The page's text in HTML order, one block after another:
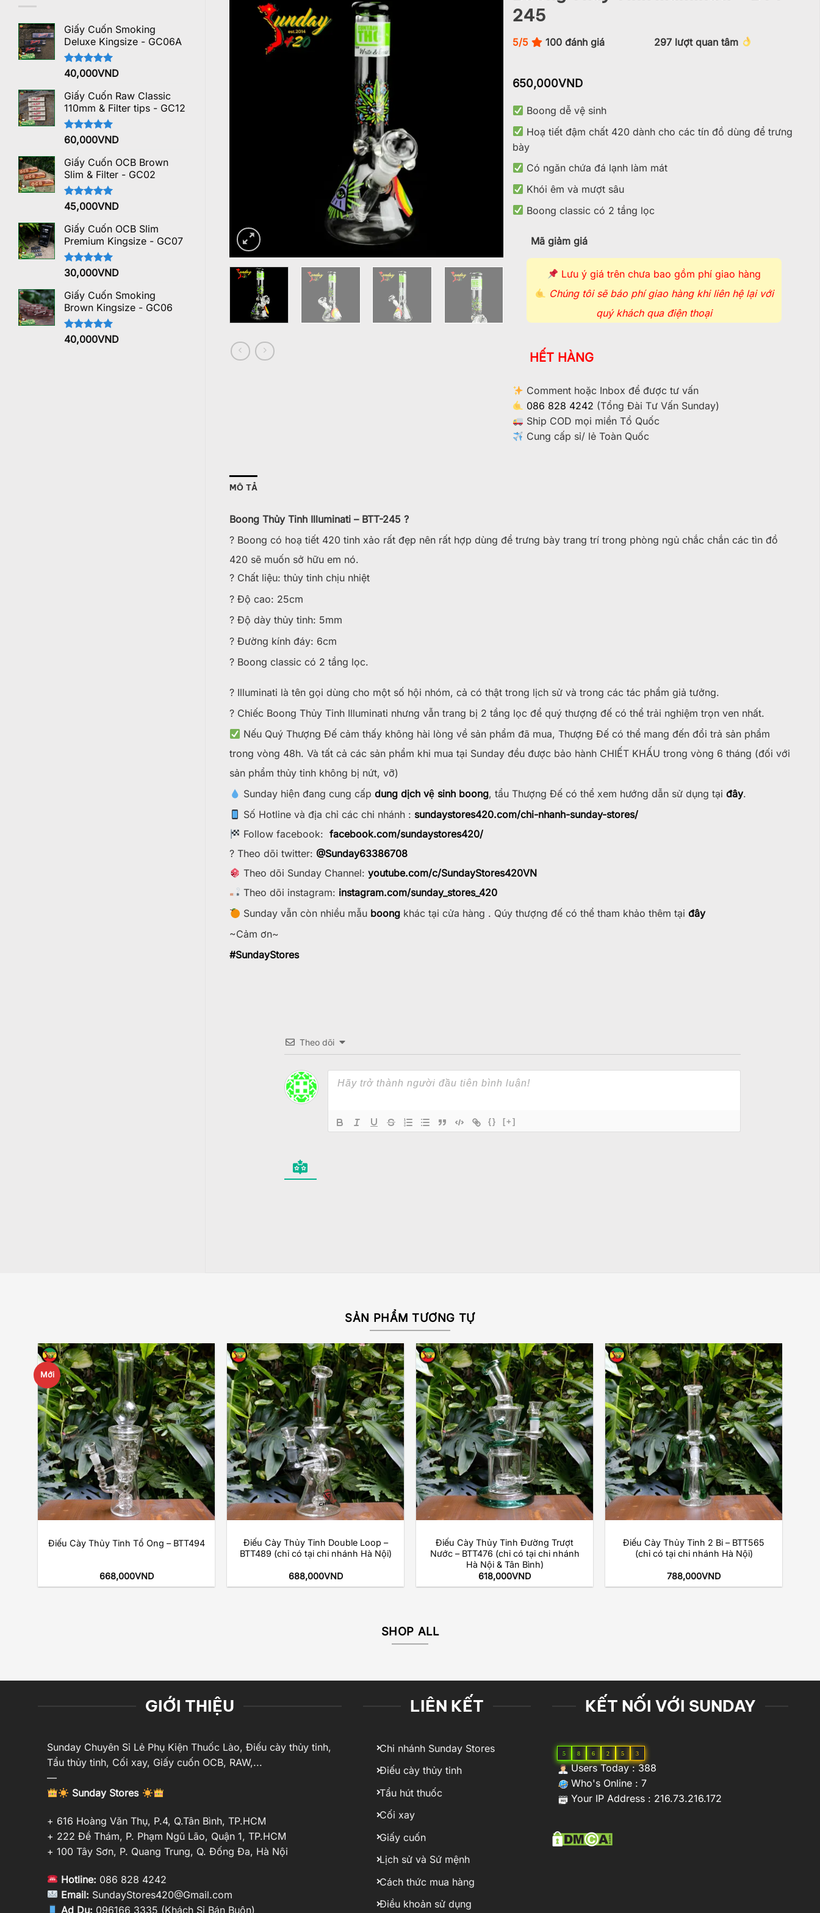
Giấy Cuốn Smoking
Deluxe Kingsize - GC06A
Được xếp
hạng
5 sao
40,000VND
Giấy Cuốn Raw Classic
110mm & Filter tips - GC12
Được xếp
hạng
5 sao
60,000VND
Giấy Cuốn OCB Brown
Slim & Filter - GC02
Được xếp
hạng
5 sao
45,000VND
Giấy Cuốn OCB Slim
Premium Kingsize - GC07
Được xếp
hạng
5 sao
30,000VND
Giấy Cuốn Smoking
Brown Kingsize - GC06
Được xếp
hạng
40,000VND
245
5/5 100 đánh giá 297 lượt quan tâm
650,000VND
Boong dễ vệ sinh
Hoạ tiết đậm chất 420 dành cho các tín đồ dùng để trưng
bày
Có ngăn chứa đá lạnh làm mát
Khói êm và mượt sâu
Boong classic có 2 tầng lọc
Mã giảm giá
Lưu ý giá trên chưa bao gồm phí giao hàng
Chúng tôi sẽ báo phí giao hàng khi liên hệ lại với
quý khách qua điện thoại
HẾT HÀNG
Comment hoặc Inbox để được tư vấn
086 828 4242 (Tổng Đài Tư Vấn Sunday)
Ship COD mọi miền Tổ Quốc
Cung cấp sỉ/ lẻ Toàn Quốc
MÔ TẢ
Boong Thủy Tinh Illuminati – BTT-245 ?
? Boong có hoạ tiết 420 tinh xảo rất đẹp nên rất hợp dùng để trưng bày trang trí trong phòng ngủ chắc chắn các tìn đồ
420 sẽ muốn sở hữu em nó.
? Chất liệu: thủy tinh chịu nhiệt
? Độ cao: 25cm
? Độ dày thủy tinh: 5mm
? Đường kính đáy: 6cm
? Boong classic có 2 tầng lọc.
? Illuminati là tên gọi dùng cho một số hội nhóm, cả có thật trong lịch sử và trong các tác phẩm giả tưởng.
? Chiếc Boong Thủy Tinh Illuminati nhưng vẫn trang bị 2 tầng lọc để quý thượng đế có thể trải nghiệm trọn ven nhất.
Nếu Quý Thượng Đế cảm thấy không hài lòng về sản phẩm đã mua, Thượng Đế có thể mang đến đổi trả sản phẩm
trong vòng 48h. Và tất cả các sản phẩm khi mua tại Sunday đều được bảo hành CHIẾT KHẤU trong vòng 6 tháng (đối với
sản phẩm thủy tinh không bị nứt, vỡ)
Sunday hiện đang cung cấpdung dịch vệ sinh boong, tẩu Thượng Đế có thể xem hướng dẫn sử dụng tạiđây.
Số Hotline và địa chỉ các chi nhánh : sundaystores420.com/chi-nhanh-sunday-stores/
Follow facebook:facebook.com/sundaystores420/
? Theo dõi twitter: @Sunday63386708
Theo dõi Sunday Channel:youtube.com/c/SundayStores420VN
Theo dõi instagram: instagram.com/sunday_stores_420
Sunday vẫn còn nhiều mẫu boong khác tại cửa hàng . Qúy thượng đế có thể tham khảo thêm tạiđây
~Cảm ơn~
#SundayStores
Theo dõi
{} [+]
SẢN PHẨM TƯƠNG TỰ
Mới
Add to
wishlist
Điếu Cày Thủy Tinh Tổ Ong – BTT494
668,000VND
Add to
wishlist
+
Điếu Cày Thủy Tinh Double Loop –
BTT489 (chỉ có tại chi nhánh Hà Nội)
688,000VND
Add to
wishlist
+
Điếu Cày Thủy Tinh Đường Trượt
Nước – BTT476 (chỉ có tại chi nhánh
Hà Nội & Tân Bình)
618,000VND
Add to
wishlist
+
Điếu Cày Thủy Tinh 2 Bi – BTT565
(chỉ có tại chi nhánh Hà Nội)
788,000VND
SHOP ALL
GIỚI THIỆU
Sunday Chuyên Sỉ Lẻ Phụ Kiện Thuốc Lào, Điếu cày thủy tinh,
Tẩu thủy tinh, Cối xay, Giấy cuốn OCB, RAW,...
—
Sunday Stores
+ 616 Hoàng Văn Thụ, P.4, Q.Tân Bình, TP.HCM
+ 222 Đề Thám, P. Phạm Ngũ Lão, Quận 1, TP.HCM
+ 100 Tây Sơn, P. Quang Trung, Q. Đống Đa, Hà Nội
Hotline: 086 828 4242
Email: SundayStores420@Gmail.com
Ad Du: 096166 3335 (Khách Sỉ Bán Buôn)
LIÊN KẾT
Chi nhánh Sunday Stores
Điếu cày thủy tinh
Tẩu hút thuốc
Cối xay
Giấy cuốn
Lịch sử và Sứ mệnh
Cách thức mua hàng
Điều khoản sử dụng
KẾT NỐI VỚI SUNDAY
5 8 6 2 5 3
Users Today : 388
Who's Online : 7
Your IP Address : 216.73.216.172